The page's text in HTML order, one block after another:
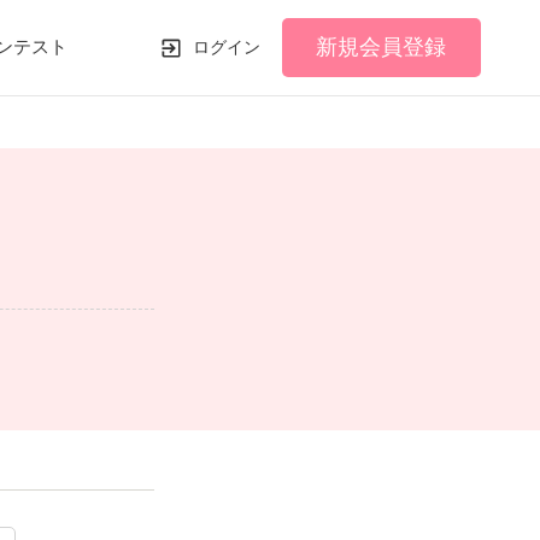
テスト ログイン 新規会員登録